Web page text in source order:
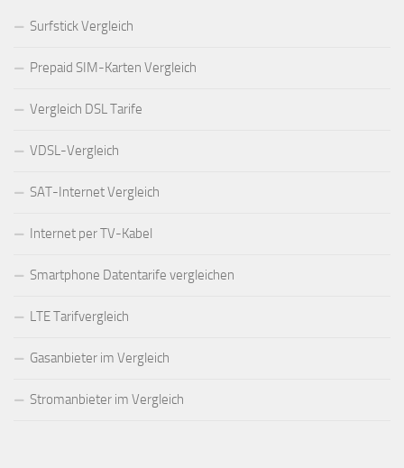
Surfstick Vergleich
Prepaid SIM-Karten Vergleich
Vergleich DSL Tarife
VDSL-Vergleich
SAT-Internet Vergleich
Internet per TV-Kabel
Smartphone Datentarife vergleichen
LTE Tarifvergleich
Gasanbieter im Vergleich
Stromanbieter im Vergleich